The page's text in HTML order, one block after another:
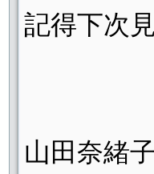
記得下次
山田奈緒